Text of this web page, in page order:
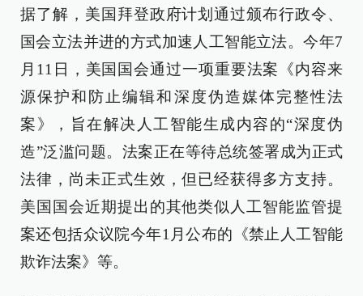
据了解，美国拜登政府计划通过颁布行政令、
国会立法并进的方式加速人工智能立法。今年7
月11日，美国国会通过一项重要法案《内容来
源保护和防止编辑和深度伪造媒体完整性法
案》，旨在解决人工智能生成内容的“深度伪
造”泛滥问题。法案正在等待总统签署成为正式
法律，尚未正式生效，但已经获得多方支持。
美国国会近期提出的其他类似人工智能监管提
案还包括众议院今年1月公布的《禁止人工智能
欺诈法案》等。